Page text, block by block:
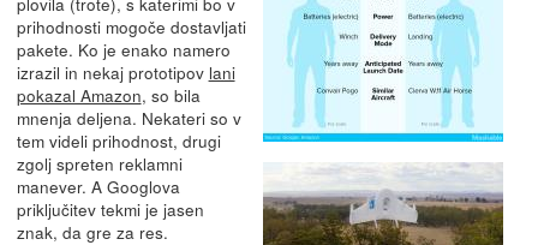
prihodnosti mogoče dostavljati
pakete. Ko je enako namero
izrazil in nekaj prototipov lani
pokazal Amazon, so bila
mnenja deljena. Nekateri so v
tem videli prihodnost, drugi
zgolj spreten reklamni
manever. A Googlova
priključitev tekmi je jasen
znak, da gre za res.